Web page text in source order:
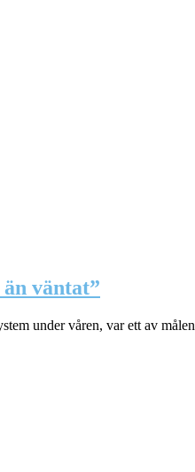
väntat”
under våren, var ett av